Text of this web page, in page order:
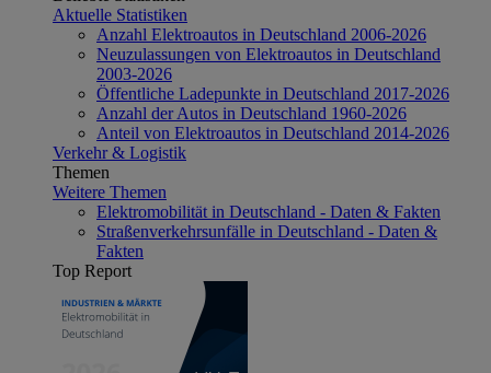
Aktuelle Statistiken
Anzahl Elektroautos in Deutschland 2006-2026
Neuzulassungen von Elektroautos in Deutschland
2003-2026
Öffentliche Ladepunkte in Deutschland 2017-2026
Anzahl der Autos in Deutschland 1960-2026
Anteil von Elektroautos in Deutschland 2014-2026
Verkehr & Logistik
Themen
Weitere Themen
Elektromobilität in Deutschland - Daten & Fakten
Straßenverkehrsunfälle in Deutschland - Daten &
Fakten
Top Report